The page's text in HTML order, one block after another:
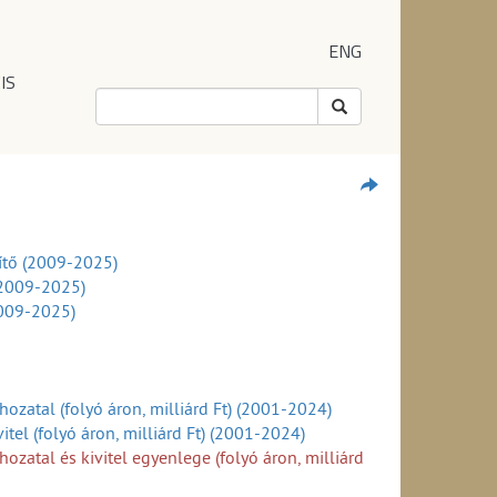
ENG
(2009-2025)
2025)
2025)
(folyó áron, milliárd Ft) (2001-2024)
(folyó áron, milliárd Ft) (2001-2024)
és kivitel egyenlege (folyó áron, milliárd